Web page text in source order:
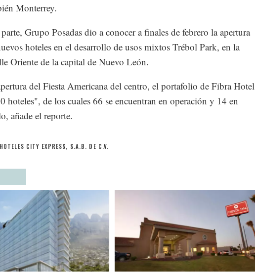
Monterrey.
Grupo Posadas dio a conocer a finales de febrero la apertura
hoteles en el desarrollo de usos mixtos Trébol Park, en la
Oriente de la capital de Nuevo León.
del Fiesta Americana del centro, el portafolio de Fibra Hotel
hoteles", de los cuales 66 se encuentran en operación y 14 en
añade el reporte.
HOTELES CITY EXPRESS, S.A.B. DE C.V.